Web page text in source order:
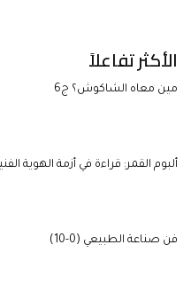
الأكثر تفاعلاً
مين معاه الشاكوش؟ ج6
ألبوم القمر: قراءة في أزمة الهوية
فن صناعة الطبيعي (0-10)